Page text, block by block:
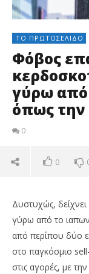
ΤΟ ΠΡΩΤΟΣΈΛΙΔΟ
Φόβος
γύρω από
όπως
0
0
Δυστυχώς,
γύρω από το
από περίπου δύο
στο παγκόσμιο
στις αγορές, με